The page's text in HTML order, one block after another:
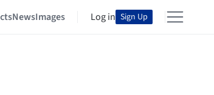
NewsImages Log in Sign Up